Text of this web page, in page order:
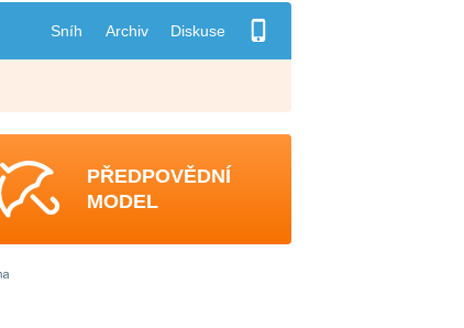
Sníh Archiv Diskuse
PŘEDPOVĚDNÍ
MODEL